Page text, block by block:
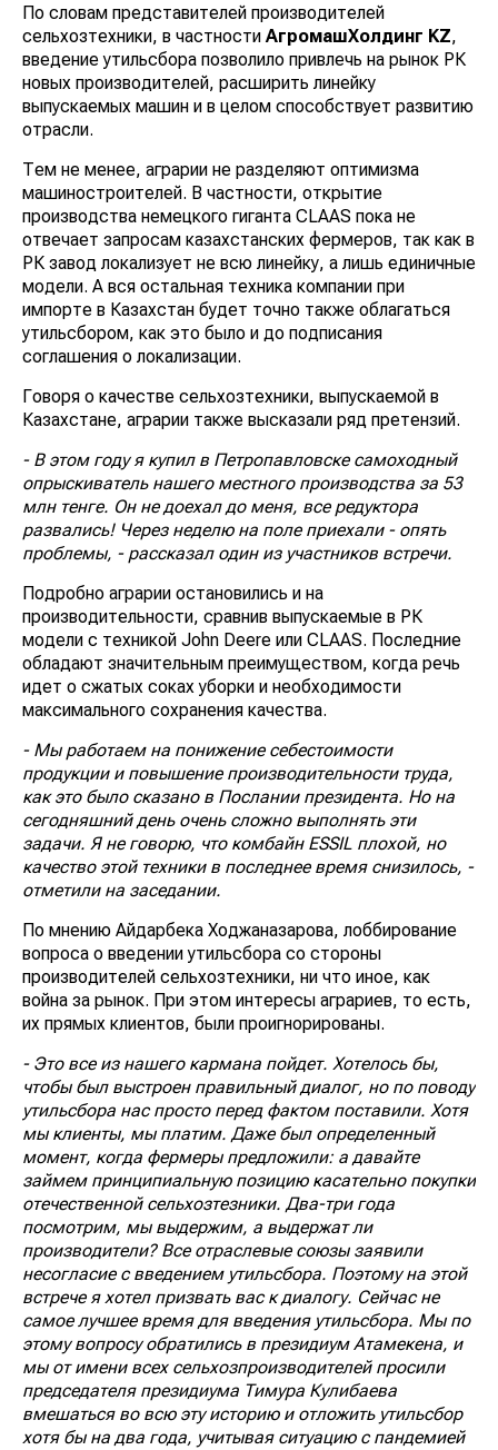
По словам представителей производителей
сельхозтехники, в частности АгромашХолдинг KZ,
введение утильсбора позволило привлечь на рынок РК
новых производителей, расширить линейку
выпускаемых машин и в целом способствует развитию
отрасли.
Тем не менее, аграрии не разделяют оптимизма
машиностроителей. В частности, открытие
производства немецкого гиганта CLAAS пока не
отвечает запросам казахстанских фермеров, так как в
РК завод локализует не всю линейку, а лишь единичные
модели. А вся остальная техника компании при
импорте в Казахстан будет точно также облагаться
утильсбором, как это было и до подписания
соглашения о локализации.
Говоря о качестве сельхозтехники, выпускаемой в
Казахстане, аграрии также высказали ряд претензий.
- В этом году я купил в Петропавловске самоходный
опрыскиватель нашего местного производства за 53
млн тенге. Он не доехал до меня, все редуктора
развались! Через неделю на поле приехали - опять
проблемы, - рассказал один из участников встречи.
Подробно аграрии остановились и на
производительности, сравнив выпускаемые в РК
модели с техникой John Deere или CLAAS. Последние
обладают значительным преимуществом, когда речь
идет о сжатых соках уборки и необходимости
максимального сохранения качества.
- Мы работаем на понижение себестоимости
продукции и повышение производительности труда,
как это было сказано в Послании президента. Но на
сегодняшний день очень сложно выполнять эти
задачи. Я не говорю, что комбайн ESSIL плохой, но
качество этой техники в последнее время снизилось, -
отметили на заседании.
По мнению Айдарбека Ходжаназарова, лоббирование
вопроса о введении утильсбора со стороны
производителей сельхозтехники, ни что иное, как
война за рынок. При этом интересы аграриев, то есть,
их прямых клиентов, были проигнорированы.
- Это все из нашего кармана пойдет. Хотелось бы,
чтобы был выстроен правильный диалог, но по поводу
утильсбора нас просто перед фактом поставили. Хотя
мы клиенты, мы платим. Даже был определенный
момент, когда фермеры предложили: а давайте
займем принципиальную позицию касательно покупки
отечественной сельхозтезники. Два-три года
посмотрим, мы выдержим, а выдержат ли
производители? Все отраслевые союзы заявили
несогласие с введением утильсбора. Поэтому на этой
встрече я хотел призвать вас к диалогу. Сейчас не
самое лучшее время для введения утильсбора. Мы по
этому вопросу обратились в президиум Атамекена, и
мы от имени всех сельхозпроизводителей просили
председателя президиума Тимура Кулибаева
вмешаться во всю эту историю и отложить утильсбор
хотя бы на два года, учитывая ситуацию с пандемией